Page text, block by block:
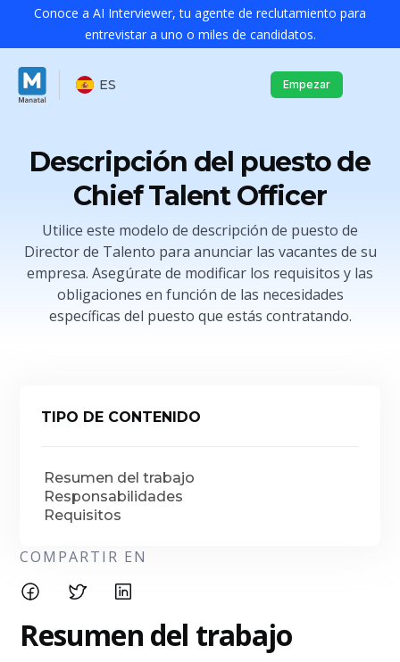
Conoce a AI Interviewer, tu agente de reclutamiento para
entrevistar a uno o miles de candidatos.
ES Empezar
Descripción del puesto de
Chief Talent Officer
Utilice este modelo de descripción de puesto de
Director de Talento para anunciar las vacantes de su
empresa. Asegúrate de modificar los requisitos y las
obligaciones en función de las necesidades
específicas del puesto que estás contratando.
TIPO DE CONTENIDO
Resumen del trabajo
Responsabilidades
Requisitos
COMPARTIR EN
Resumen del trabajo